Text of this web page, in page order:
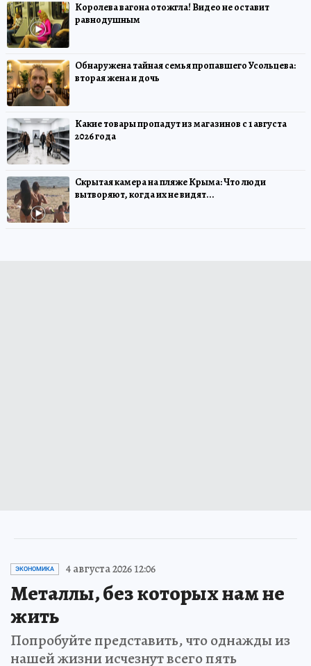
Королева вагона отожгла! Видео не оставит
равнодушным
Обнаружена тайная семья пропавшего Усольцева:
вторая жена и дочь
Какие товары пропадут из магазинов с 1 августа
2026 года
Скрытая камера на пляже Крыма: Что люди
вытворяют, когда их не видят...
ЭКОНОМИКА 4 августа 2026 12:06
Металлы, без которых нам не
жить
Попробуйте представить, что однажды из
нашей жизни исчезнут всего пять